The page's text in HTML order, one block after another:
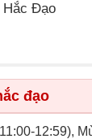
Hắc Đạo
đạo
12:59),